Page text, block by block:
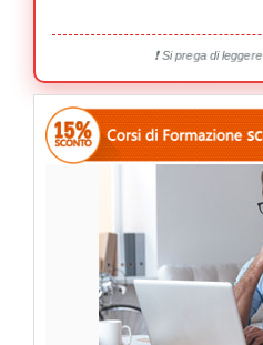
❗ Si prega di